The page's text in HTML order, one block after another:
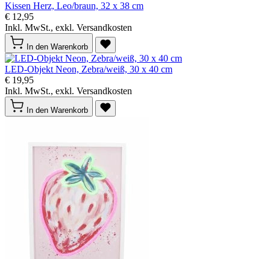
Kissen Herz, Leo/braun, 32 x 38 cm
€ 12,95
Inkl. MwSt., exkl. Versandkosten
In den Warenkorb
LED-Objekt Neon, Zebra/weiß, 30 x 40 cm
€ 19,95
Inkl. MwSt., exkl. Versandkosten
In den Warenkorb